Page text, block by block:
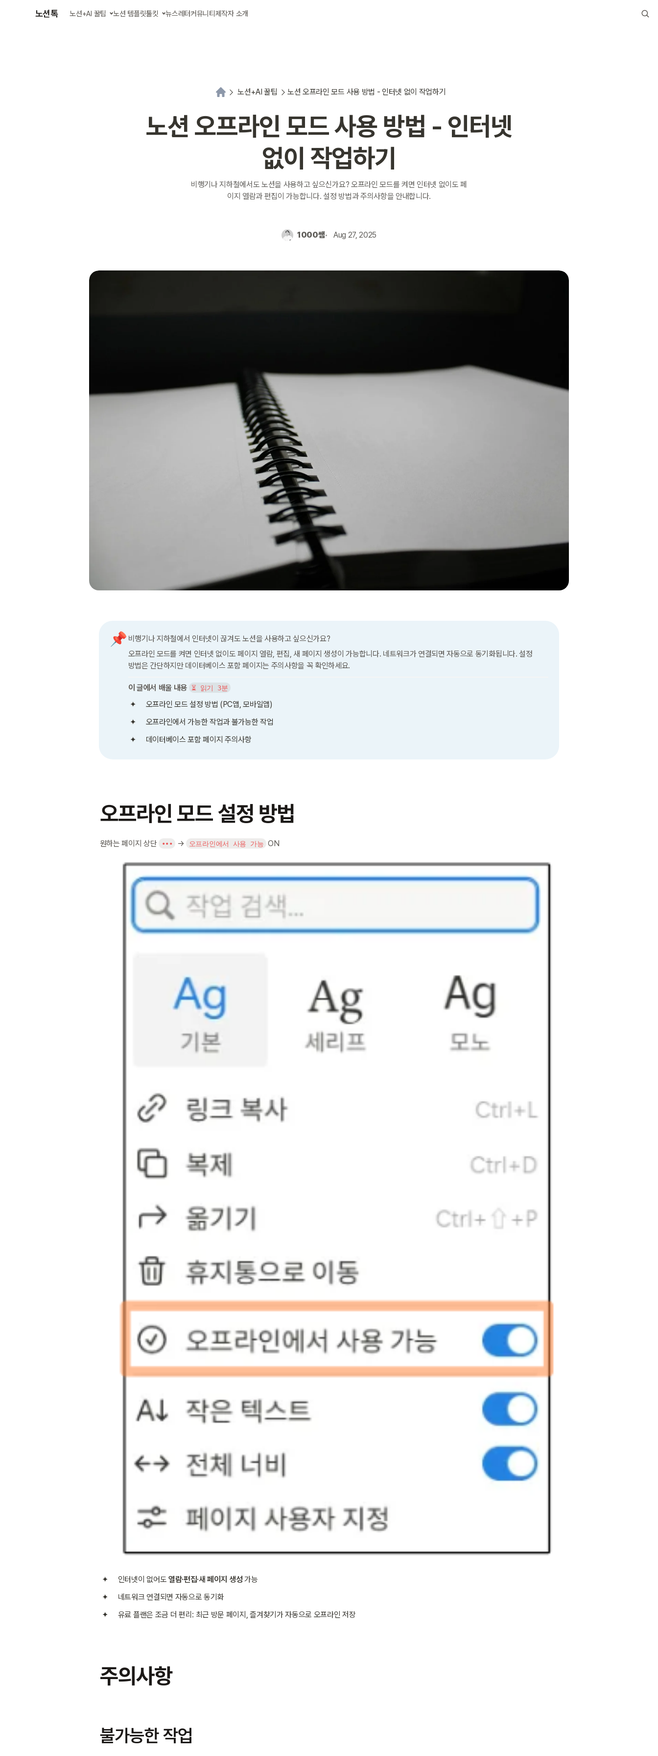
노션톡 노션+AI 꿀팁 노션 템플릿툴킷 뉴스레터커뮤니티 제작자 소개
노션+AI 꿀팁 노션 오프라인 모드 사용 방법 - 인터넷 없이 작업하기
노션 오프라인 모드 사용 방법 - 인터넷
없이 작업하기
비행기나 지하철에서도 노션을 사용하고 싶으신가요? 오프라인 모드를 켜면 인터넷 없이도 페
이지 열람과 편집이 가능합니다. 설정 방법과 주의사항을 안내합니다.
1000쌤 Aug 27, 2025
📌 비행기나 지하철에서 인터넷이 끊겨도 노션을 사용하고 싶으신가요?
오프라인 모드를 켜면 인터넷 없이도 페이지 열람, 편집, 새 페이지 생성이 가능합니다. 네트워크가 연결되면 자동으로 동기화됩니다. 설정
방법은 간단하지만 데이터베이스 포함 페이지는 주의사항을 꼭 확인하세요.
이 글에서 배울 내용 ⏳ 읽기 3분
오프라인 모드 설정 방법 (PC앱, 모바일앱)
오프라인에서 가능한 작업과 불가능한 작업
데이터베이스 포함 페이지 주의사항
오프라인 모드 설정 방법
원하는 페이지 상단 ••• → 오프라인에서 사용 가능 ON
인터넷이 없어도 열람·편집·새 페이지 생성 가능
네트워크 연결되면 자동으로 동기화
유료 플랜은 조금 더 편리: 최근 방문 페이지, 즐겨찾기가 자동으로 오프라인 저장
주의사항
불가능한 작업